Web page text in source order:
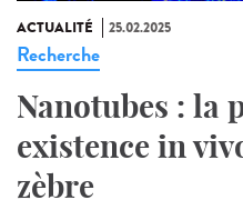
ACTUALITÉ 25.02.2025
Recherche
Nanotubes : la
existence in
zèbre